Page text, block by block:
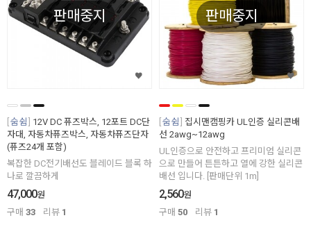
판매중지
숨쉼
12V DC 퓨즈박스, 12포트 DC단
자대, 자동차퓨즈박스, 자동차퓨즈단자
(퓨즈24개 포함)
복잡한 DC전기배선도 블레이드 블록 하
나로 깔끔하게
47,000원
구매 33 리뷰 1
판매중지
숨쉼
집시맨캠핑카 UL인증 실리콘배
선 2awg~12awg
UL인증으로 안전하고 프리미엄 실리콘
으로 만들어 튼튼하고 열에 강한 실리콘
배선 입니다. [판매단위 1m]
2,560원
구매 50 리뷰 1